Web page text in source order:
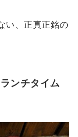
い、正真正銘の
ンチタイム